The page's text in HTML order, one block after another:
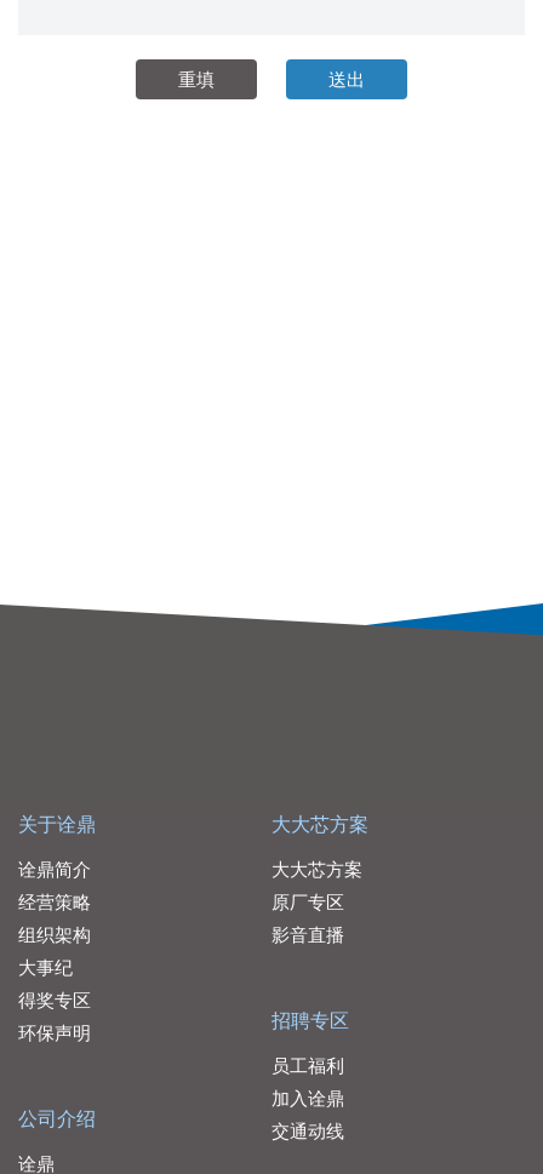
关于诠鼎
诠鼎简介
经营策略
组织架构
大事纪
得奖专区
环保声明
公司介绍
诠鼎
大大芯方案
大大芯方案
原厂专区
影音直播
招聘专区
员工福利
加入诠鼎
交通动线